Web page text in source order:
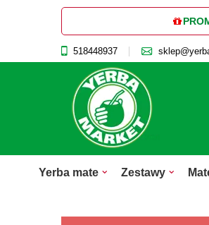
518448937
Yerba mate Zestawy